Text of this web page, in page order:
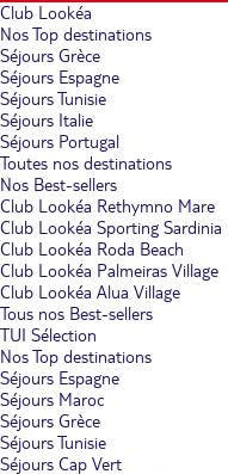
Club Lookéa
Nos Top destinations
Séjours Grèce
Séjours Espagne
Séjours Tunisie
Séjours Italie
Séjours Portugal
Toutes nos destinations
Nos Best-sellers
Club Lookéa Rethymno Mare
Club Lookéa Sporting Sardinia
Club Lookéa Roda Beach
Club Lookéa Palmeiras Village
Club Lookéa Alua Village
Tous nos Best-sellers
TUI Sélection
Nos Top destinations
Séjours Espagne
Séjours Maroc
Séjours Grèce
Séjours Tunisie
Séjours Cap Vert